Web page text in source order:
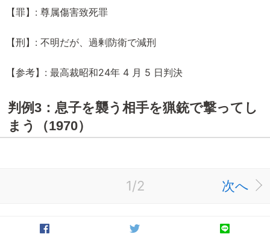
【罪】: 尊属傷害致死罪
【刑】: 不明だが、過剰防衛で減刑
【参考】: 最高裁昭和24年 4 月 5 日判決
判例3：息子を襲う相手を猟銃で撃ってし
まう（1970）
1/2 次へ